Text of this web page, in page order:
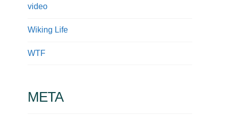
video
Wiking Life
WTF
META